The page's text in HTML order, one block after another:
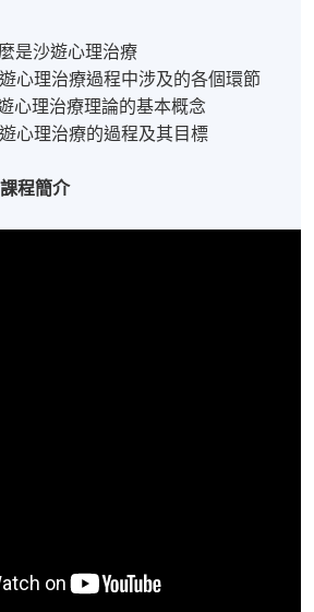
是沙遊心理治療
心理治療過程中涉及的各個環節
心理治療理論的基本概念
心理治療的過程及其目標
程簡介